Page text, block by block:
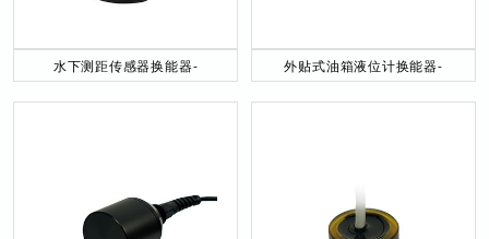
水下测距传感器换能器-
外贴式油箱液位计换能器-